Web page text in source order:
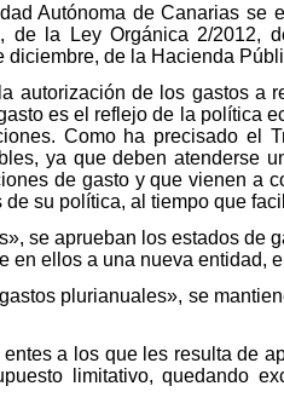
Autónoma de Canarias se
la Ley Orgánica 2/2012,
de la Hacienda
autorización de los gastos a
es el reflejo de la política
Como ha precisado el
ya que deben atenderse
de gasto y que vienen a
su política, al tiempo que
se aprueban los estados de
ellos a una nueva entidad,
plurianuales», se
a los que les resulta de
limitativo, quedando